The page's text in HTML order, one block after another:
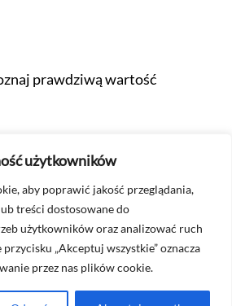
użytkowników
aby poprawić jakość przeglądania,
treści dostosowane do
użytkowników oraz analizować ruch
„Akceptuj wszystkie” oznacza
przez nas plików cookie.
prawdziwą wartość
się ze mną -